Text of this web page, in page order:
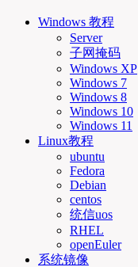
Windows 教程
Server
子网掩码
Windows XP
Windows 7
Windows 8
Windows 10
Windows 11
Linux教程
ubuntu
Fedora
Debian
centos
统信uos
RHEL
openEuler
系统镜像